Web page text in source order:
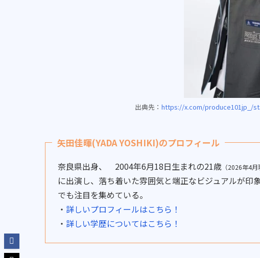
出典先： https://x.com/produce101jp_/
矢田佳暉(YADA YOSHIKI)のプロフィール
奈良県出身、 2004年6月18日生まれの21歳 （2026年4月
に出演し、落ち着いた雰囲気と端正なビジュアルが印
でも注目を集めている。
・ 詳しいプロフィールはこちら！
・ 詳しい学歴についてはこちら！